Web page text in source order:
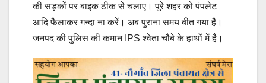
की सड़कों पर बाइक ठीक से चलाए। पूरे शहर को पंपलेट
आदि फैलाकर गन्दा ना करें। अब पुराना समय बीत गया है।
जनपद की पुलिस की कमान IPS श्वेता चौबे के हाथों में है।